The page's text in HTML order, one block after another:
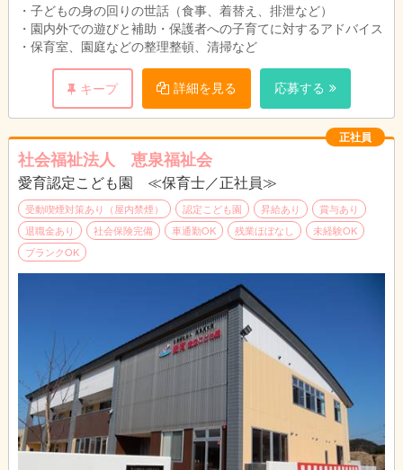
・子どもの身の回りの世話（食事、着替え、排泄など）
・園内外での遊びと補助・保護者への子育てに対するアドバイス
・保育室、園庭などの整理整頓、清掃など
キープ 詳細を見る 応募する
正社員
社会福祉法人 恵泉福祉会
愛育認定こども園 ≪保育士／正社員≫
受動喫煙対策あり（屋内禁煙） 認定こども園 昇給あり
賞与あり
退職金あり
社会保険完備 車通勤OK 残業ほぼなし
未経験OK
ブランクOK